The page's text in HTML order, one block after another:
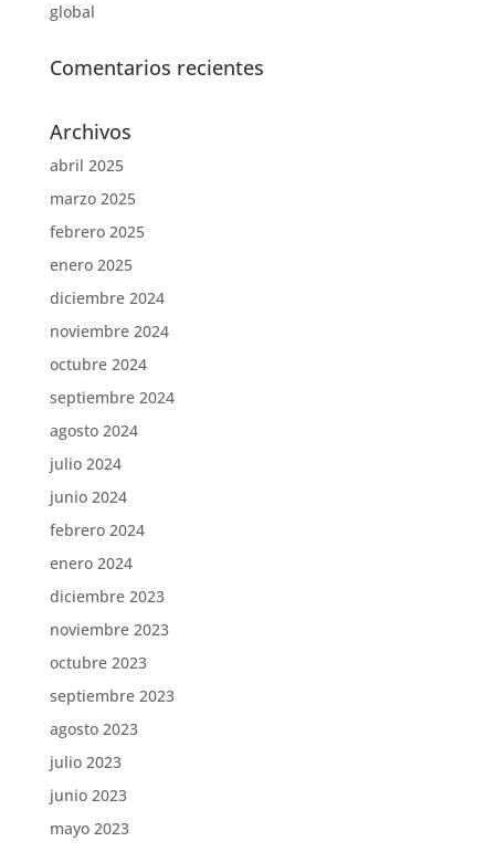
global
Comentarios recientes
Archivos
abril 2025
marzo 2025
febrero 2025
enero 2025
diciembre 2024
noviembre 2024
octubre 2024
septiembre 2024
agosto 2024
julio 2024
junio 2024
febrero 2024
enero 2024
diciembre 2023
noviembre 2023
octubre 2023
septiembre 2023
agosto 2023
julio 2023
junio 2023
mayo 2023